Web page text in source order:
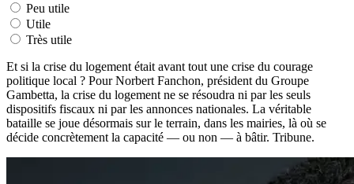
Peu utile
Utile
Très utile
Et si la crise du logement était avant tout une crise du courage
politique local ? Pour Norbert Fanchon, président du Groupe
Gambetta, la crise du logement ne se résoudra ni par les seuls
dispositifs fiscaux ni par les annonces nationales. La véritable
bataille se joue désormais sur le terrain, dans les mairies, là où se
décide concrètement la capacité — ou non — à bâtir. Tribune.